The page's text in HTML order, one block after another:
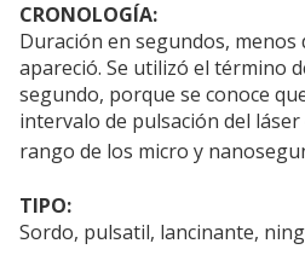
CRONOLOGÍA:
Duración en segundos, menos
apareció. Se utilizó el término
segundo, porque se conoce
intervalo de pulsación del
rango de los micro y
TIPO:
Sordo, pulsatil, lancinante,